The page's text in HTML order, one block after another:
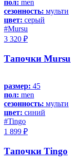
пол: men
сезонность: мульти
цвет: серый
#Mursu
3 320 ₽
Тапочки Mursu
размер: 45
пол: men
сезонность: мульти
цвет: синий
#Tingo
1 899 ₽
Тапочки Tingo